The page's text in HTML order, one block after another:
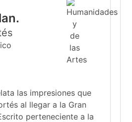
las impresiones que
al llegar a la Gran
perteneciente a la